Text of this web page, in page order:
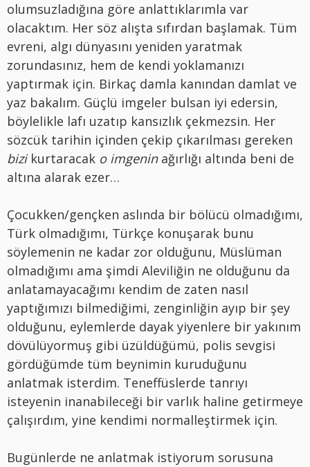
olumsuzladığına göre anlattıklarımla var
olacaktım. Her söz alışta sıfırdan başlamak. Tüm
evreni, algı dünyasını yeniden yaratmak
zorundasınız, hem de kendi yoklamanızı
yaptırmak için. Birkaç damla kanından damlat ve
yaz bakalım. Güçlü imgeler bulsan iyi edersin,
böylelikle lafı uzatıp kansızlık çekmezsin. Her
sözcük tarihin içinden çekip çıkarılması gereken
bizi kurtaracak o imgeninağırlığı altında beni de
altına alarak ezer…
Çocukken/gençken aslında bir bölücü olmadığımı,
Türk olmadığımı, Türkçe konuşarak bunu
söylemenin ne kadar zor olduğunu, Müslüman
olmadığımı ama şimdi Aleviliğin ne olduğunu da
anlatamayacağımı kendim de zaten nasıl
yaptığımızı bilmediğimi, zenginliğin ayıp bir şey
olduğunu, eylemlerde dayak yiyenlere bir yakınım
dövülüyormuş gibi üzüldüğümü, polis sevgisi
gördüğümde tüm beynimin kuruduğunu
anlatmak isterdim. Teneffüslerde tanrıyı
isteyenin inanabileceği bir varlık haline getirmeye
çalışırdım, yine kendimi normalleştirmek için.
Bugünlerde ne anlatmak istiyorum sorusuna